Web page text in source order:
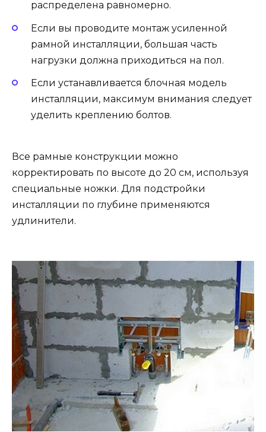
распределена равномерно.
Если вы проводите монтаж усиленной
рамной инсталляции, большая часть
нагрузки должна приходиться на пол.
Если устанавливается блочная модель
инсталляции, максимум внимания следует
уделить креплению болтов.
Все рамные конструкции можно
корректировать по высоте до 20 см, используя
специальные ножки. Для подстройки
инсталляции по глубине применяются
удлинители.